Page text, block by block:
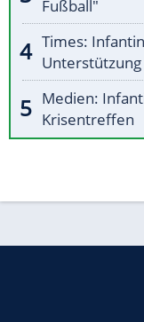
Fußball"
Times:
Unterstützung
Medien:
Krisentreffen